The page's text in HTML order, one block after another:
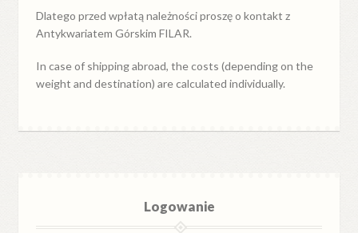
Dlatego przed wpłatą należności proszę o kontakt z
Antykwariatem Górskim FILAR.
In case of shipping abroad, the costs (depending on the
weight and destination) are calculated individually.
Logowanie